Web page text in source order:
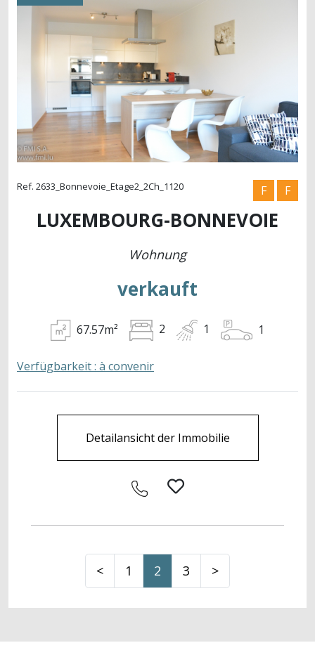
Ref. 2633_Bonnevoie_Etage2_2Ch_1120 F F
LUXEMBOURG-BONNEVOIE
Wohnung
verkauft
67.57m² 2 1 1
Verfügbarkeit : à convenir
Detailansicht der Immobilie
< 1 2 3 >